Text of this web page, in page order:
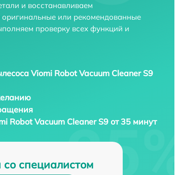
и восстанавливаем
оригинальные или рекомендованные
проверку всех функций и
Viomi Robot Vacuum Cleaner S9
Robot Vacuum Cleaner S9 от 35 минут
со специалистом